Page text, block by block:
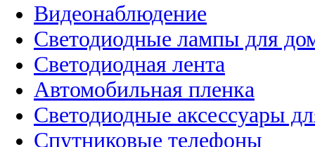
Видеонаблюдение
Светодиодные лампы для
Светодиодная лента
Автомобильная пленка
Светодиодные аксессуары
Спутниковые телефоны